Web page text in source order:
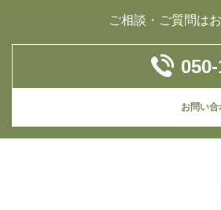
ご相談・ご質問は
お問い